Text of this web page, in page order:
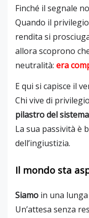
Finché il segnale
Quando il
rendita si
allora scoprono
neutralità: era
E qui si capisce il
Chi vive di
pilastro del
La sua passività è
dell’ingiustizia.
Il mondo sta
Siamo in una
Un’attesa senza